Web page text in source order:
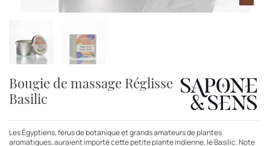
Bougie de massage Réglisse
Basilic
Les Égyptiens, férus de botanique et grands amateurs de plantes
aromatiques, auraient importé cette petite plante indienne, le Basilic. Note